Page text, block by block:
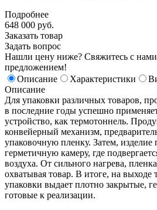
Подробнее
648 000 руб.
Заказать товар
Задать вопрос
Нашли цену ниже? Свяжитесь с
предложением!
Описание
Характеристики
Описание
Для упаковки различных товаров,
в последние годы успешно
устройство, как термотоннель.
конвейерный механизм,
упаковочную пленку. Затем, изделие
герметичную камеру, где
воздуха. От сильного нагрева,
охватывая товар. В итоге, на выходе
упаковки выдает плотно закрытые,
готовые к реализации.